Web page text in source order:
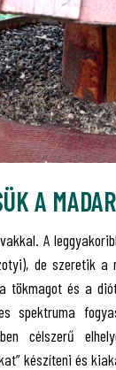
A
A
de szeretik a
tökmagot és a
spektruma
célszerű
készíteni és